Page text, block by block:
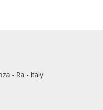
- Ra - Italy